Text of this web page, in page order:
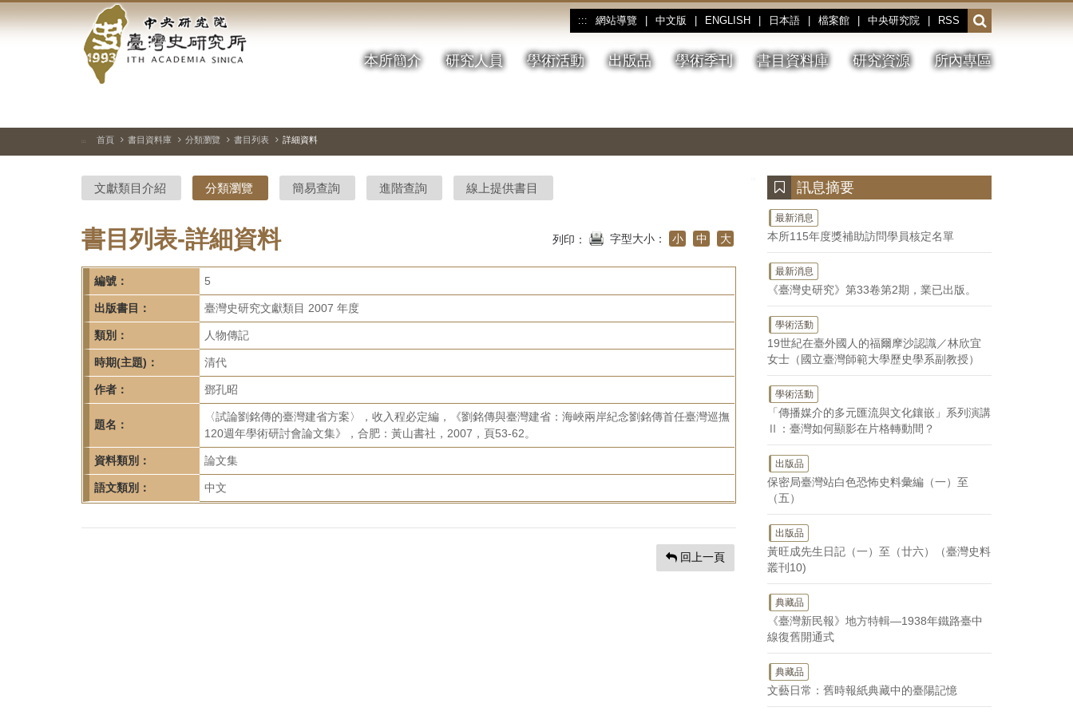
到
中
央
研
院-
臺
灣
史
研
究
所-
首
頁
::: 網站導覽 中文版 ENGLISH 日本語 檔案館 中央研究院 RSS
開
啟
或
收
本所簡介 研究人員 學術活動 出版品 學術季刊 書目資料庫 研究資源 所內專區
停、
圖
圖
結
::: 首頁 書目資料庫 分類瀏覽 書目列表 詳細資料
文獻類目介紹 分類瀏覽 簡易查詢 進階查詢 線上提供書目
書目列表-詳細資料 列印： 字型大小： 小 中 大
編號： 5
出版書目： 臺灣史研究文獻類目 2007 年度
類別： 人物傳記
時期(主題)： 清代
作者： 鄧孔昭
題名：
〈試論劉銘傳的臺灣建省方案〉，收入程必定編，《劉銘傳與臺灣建省：海峽兩岸紀念劉銘傳首任臺灣巡撫
120週年學術研討會論文集》，合肥：黃山書社，2007，頁53-62。
資料類別： 論文集
語文類別： 中文
回上一頁
訊息摘要
最新消息
本所115年度獎補助訪問學員核定名單
最新消息
《臺灣史研究》第33卷第2期，業已出版。
學術活動
19世紀在臺外國人的福爾摩沙認識／林欣宜
女士（國立臺灣師範大學歷史學系副教授）
學術活動
「傳播媒介的多元匯流與文化鑲嵌」系列演講
Ⅱ：臺灣如何顯影在片格轉動間？
出版品
保密局臺灣站白色恐怖史料彙編（一）至
（五）
出版品
黃旺成先生日記（一）至（廿六）（臺灣史料
叢刊10)
典藏品
《臺灣新民報》地方特輯—1938年鐵路臺中
線復舊開通式
典藏品
文藝日常：舊時報紙典藏中的臺陽記憶